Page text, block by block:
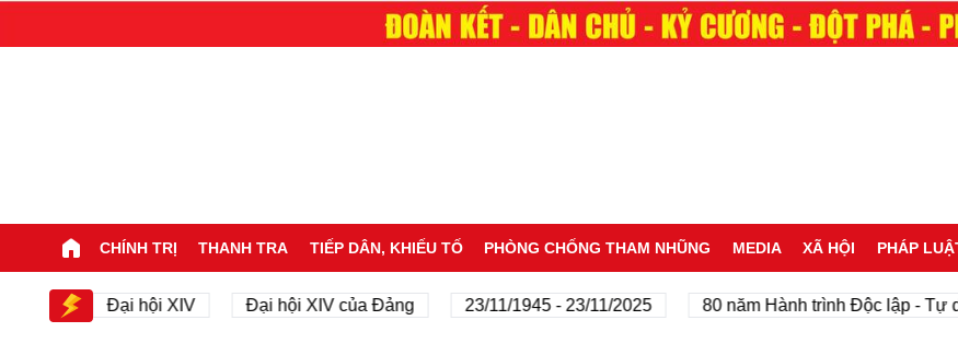
CHÍNH TRỊ THANH TRA TIẾP DÂN, KHIẾU TỐ PHÒNG CHỐNG THAM NHŨNG MEDIA XÃ HỘI PHÁP
Đại hội XIV Đại hội XIV của Đảng 23/11/1945 - 23/11/2025 80 năm Hành trình Độc lập - Tự do -